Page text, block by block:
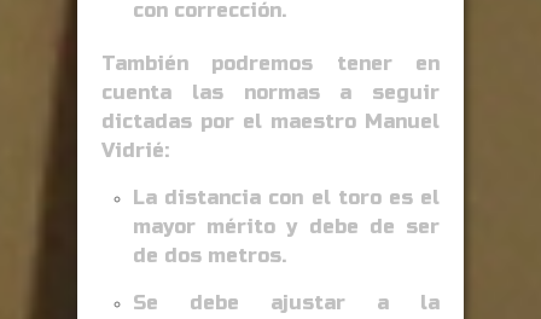
con corrección.
También podremos tener en
cuenta las normas a seguir
dictadas por el maestro Manuel
Vidrié:
La distancia con el toro es el
mayor mérito y debe de ser
de dos metros.
Se debe ajustar a la